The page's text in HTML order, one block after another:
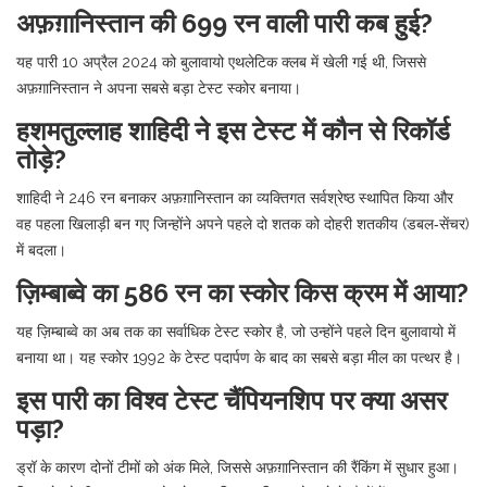
अफ़ग़ानिस्तान की 699 रन वाली पारी कब हुई?
यह पारी 10 अप्रैल 2024 को बुलावायो एथलेटिक क्लब में खेली गई थी, जिससे
अफ़ग़ानिस्तान ने अपना सबसे बड़ा टेस्ट स्कोर बनाया।
हशमतुल्लाह शाहिदी ने इस टेस्ट में कौन से रिकॉर्ड
तोड़े?
शाहिदी ने 246 रन बनाकर अफ़ग़ानिस्तान का व्यक्तिगत सर्वश्रेष्ठ स्थापित किया और
वह पहला खिलाड़ी बन गए जिन्होंने अपने पहले दो शतक को दोहरी शतकीय (डबल‑सेंचर)
में बदला।
ज़िम्बाब्वे का 586 रन का स्कोर किस क्रम में आया?
यह ज़िम्बाब्वे का अब तक का सर्वाधिक टेस्ट स्कोर है, जो उन्होंने पहले दिन बुलावायो में
बनाया था। यह स्कोर 1992 के टेस्ट पदार्पण के बाद का सबसे बड़ा मील का पत्थर है।
इस पारी का विश्व टेस्ट चैंपियनशिप पर क्या असर
पड़ा?
ड्रॉ के कारण दोनों टीमों को अंक मिले, जिससे अफ़ग़ानिस्तान की रैंकिंग में सुधार हुआ।